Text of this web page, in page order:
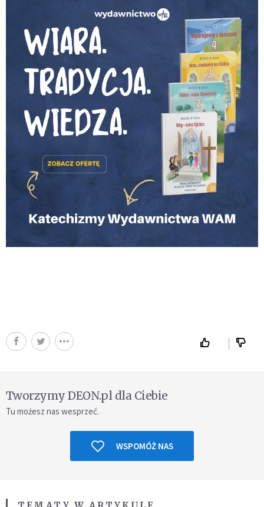
Tworzymy DEON.pl dla Ciebie
Tu możesz nas wesprzeć.
WSPOMÓŻ NAS